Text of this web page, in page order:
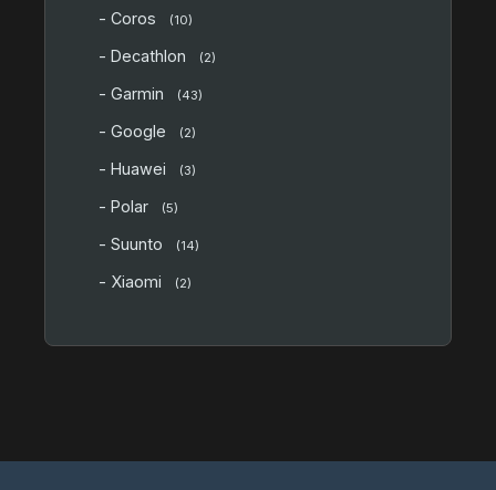
- Coros (10)
- Decathlon (2)
- Garmin (43)
- Google (2)
- Huawei (3)
- Polar (5)
- Suunto (14)
- Xiaomi (2)